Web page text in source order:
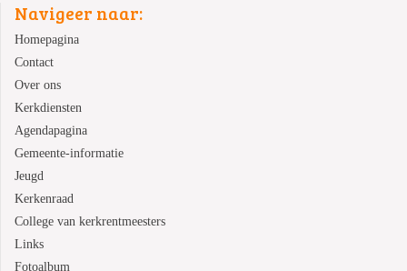
Navigeer naar:
Homepagina
Contact
Over ons
Kerkdiensten
Agendapagina
Gemeente-informatie
Jeugd
Kerkenraad
College van kerkrentmeesters
Links
Fotoalbum